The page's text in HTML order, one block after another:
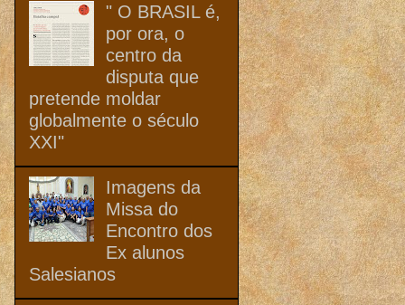
" O BRASIL é,
por ora, o
centro da
disputa que
pretende moldar
globalmente o século
XXI"
Imagens da
Missa do
Encontro dos
Ex alunos
Salesianos